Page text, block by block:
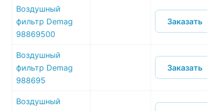
Воздушный
фильтр Demag
98869500
Заказать
Воздушный
фильтр Demag
988695
Заказать
Воздушный